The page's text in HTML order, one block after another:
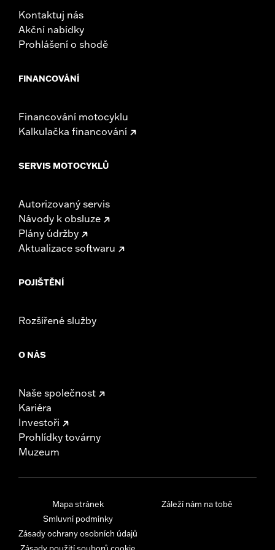
d.com/warrantyfor full details
Kontaktuj nás
Akční nabídky
Prohlášení o shodě
FINANCOVÁNÍ
Financování motocyklu
Kalkulačka financování
SERVIS MOTOCYKLŮ
Autorizovaný servis
Návody k obsluze
Plány údržby
Aktualizace softwaru
POJIŠTĚNÍ
Rozšířené služby
O NÁS
Naše společnost
Kariéra
Investoři
Prohlídky továrny
Muzeum
Mapa stránek
Smluvní podmínky
Zásady ochrany osobních údajů
Zásady použití souborů cookie
Záleží nám na tobě